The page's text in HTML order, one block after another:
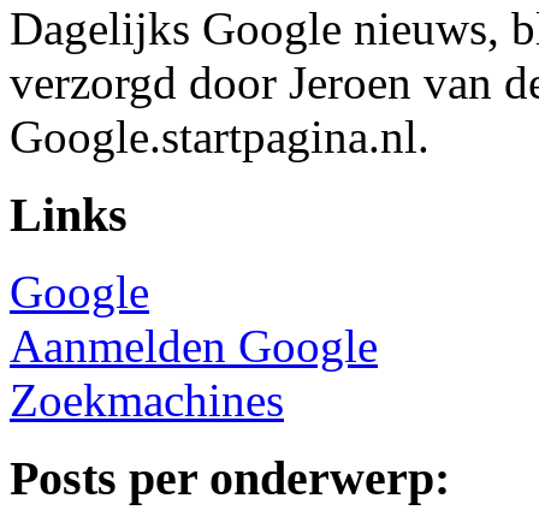
Dagelijks Google nieuws,
verzorgd door Jeroen van
Google.startpagina.nl.
Links
Google
Aanmelden Google
Zoekmachines
Posts per onderwerp: